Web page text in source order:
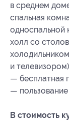
в среднем
спальная
односпальной
холл со
и
— бесплатная
—
В стоимость